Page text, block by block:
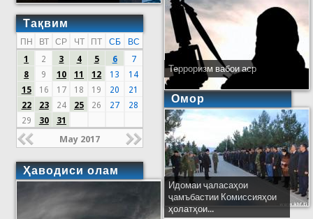
Тақвим
ПН ВТ СР ЧТ ПТ СБ
ВС
1
2 3 4 5 6
7
8
9 10 11 12 13
14
15
16 17 18 19 20
21
22
23 24 25 26 27
28
29
30 31
May 2017
Ҳаводиси олам
Терроризм вабои аср
Омор
Идомаи ҷаласаҳои
ҷамъбастии Комиссияҳои
ҳолатҳои...